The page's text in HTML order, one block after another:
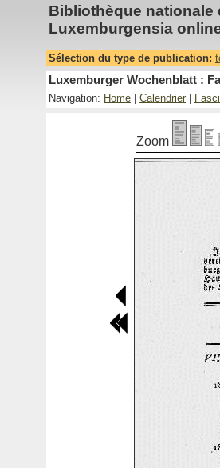
Bibliothèque nationale
Luxemburgensia
Sélection du type de publication:
Luxemburger Wochenblatt :
Navigation: Home Calendrier
Zoom